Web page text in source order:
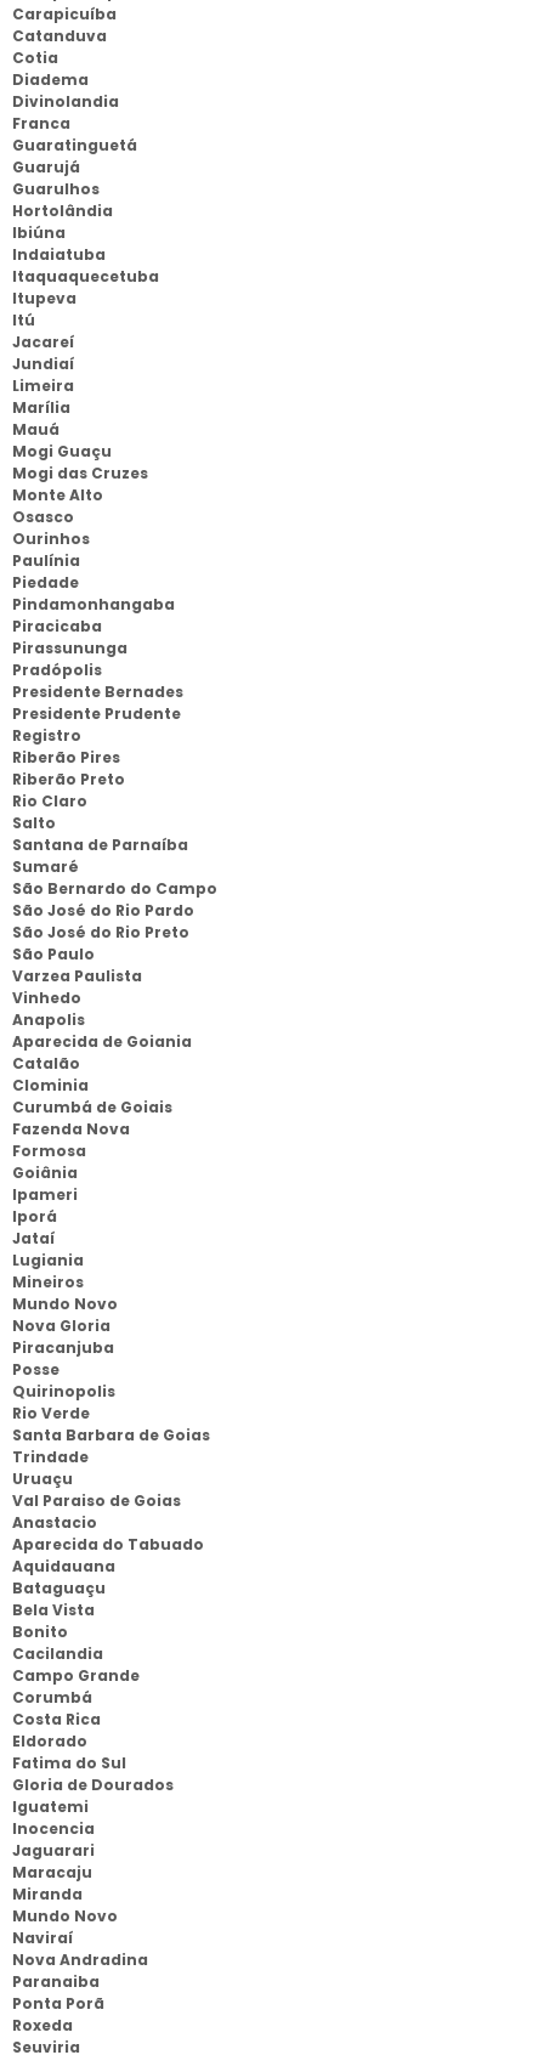
Carapicuíba
Catanduva
Cotia
Diadema
Divinolandia
Franca
Guaratinguetá
Guarujá
Guarulhos
Hortolândia
Ibiúna
Indaiatuba
Itaquaquecetuba
Itupeva
Itú
Jacareí
Jundiaí
Limeira
Marília
Mauá
Mogi Guaçu
Mogi das Cruzes
Monte Alto
Osasco
Ourinhos
Paulínia
Piedade
Pindamonhangaba
Piracicaba
Pirassununga
Pradópolis
Presidente Bernades
Presidente Prudente
Registro
Riberão Pires
Riberão Preto
Rio Claro
Salto
Santana de Parnaíba
Sumaré
São Bernardo do Campo
São José do Rio Pardo
São José do Rio Preto
São Paulo
Varzea Paulista
Vinhedo
Anapolis
Aparecida de Goiania
Catalão
Clominia
Curumbá de Goiais
Fazenda Nova
Formosa
Goiânia
Ipameri
Iporá
Jataí
Lugiania
Mineiros
Mundo Novo
Nova Gloria
Piracanjuba
Posse
Quirinopolis
Rio Verde
Santa Barbara de Goias
Trindade
Uruaçu
Val Paraiso de Goias
Anastacio
Aparecida do Tabuado
Aquidauana
Bataguaçu
Bela Vista
Bonito
Cacilandia
Campo Grande
Corumbá
Costa Rica
Eldorado
Fatima do Sul
Gloria de Dourados
Iguatemi
Inocencia
Jaguarari
Maracaju
Miranda
Mundo Novo
Naviraí
Nova Andradina
Paranaiba
Ponta Porã
Roxeda
Seuviria